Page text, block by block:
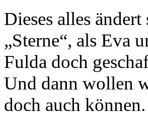
Dieses alles
„Sterne“, als Eva
Fulda doch
Und dann wollen
doch auch können.